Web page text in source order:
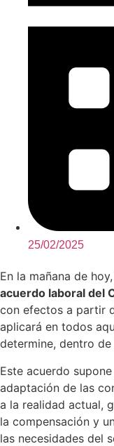
25/02/2025
En la mañana de hoy,
acuerdo laboral del
con efectos a partir
aplicará en todos
determine, dentro
Este acuerdo
adaptación de las
a la realidad actual,
la compensación y
las necesidades del